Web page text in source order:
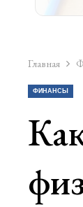
Главная
ФИНАНСЫ